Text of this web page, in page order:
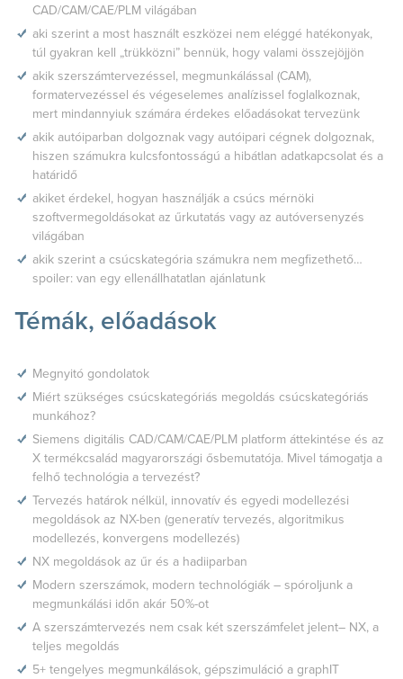
CAD/CAM/CAE/PLM világában
aki szerint a most használt eszközei nem eléggé hatékonyak,
túl gyakran kell „trükközni” bennük, hogy valami összejöjjön
akik szerszámtervezéssel, megmunkálással (CAM),
formatervezéssel és végeselemes analízissel foglalkoznak,
mert mindannyiuk számára érdekes előadásokat tervezünk
akik autóiparban dolgoznak vagy autóipari cégnek dolgoznak,
hiszen számukra kulcsfontosságú a hibátlan adatkapcsolat és a
határidő
akiket érdekel, hogyan használják a csúcs mérnöki
szoftvermegoldásokat az űrkutatás vagy az autóversenyzés
világában
akik szerint a csúcskategória számukra nem megfizethető…
spoiler: van egy ellenállhatatlan ajánlatunk
Témák, előadások
Megnyitó gondolatok
Miért szükséges csúcskategóriás megoldás csúcskategóriás
munkához?
Siemens digitális CAD/CAM/CAE/PLM platform áttekintése és az
X termékcsalád magyarországi ősbemutatója. Mivel támogatja a
felhő technológia a tervezést?
Tervezés határok nélkül, innovatív és egyedi modellezési
megoldások az NX-ben (generatív tervezés, algoritmikus
modellezés, konvergens modellezés)
NX megoldások az űr és a hadiiparban
Modern szerszámok, modern technológiák – spóroljunk a
megmunkálási időn akár 50%-ot
A szerszámtervezés nem csak két szerszámfelet jelent– NX, a
teljes megoldás
5+ tengelyes megmunkálások, gépszimuláció a graphIT